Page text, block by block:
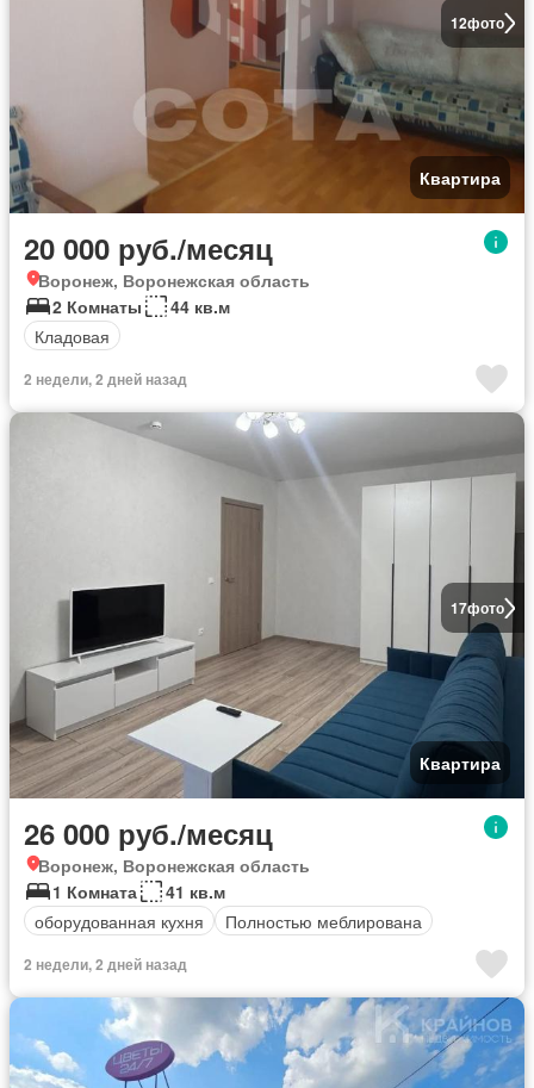
12фото
Квартира
20 000 руб./месяц
Воронеж, Воронежская область
2 Комнаты
44 кв.м
Кладовая
2 недели, 2 дней назад
17фото
Квартира
26 000 руб./месяц
Воронеж, Воронежская область
1 Комната
41 кв.м
оборудованная кухня
Полностью меблирована
2 недели, 2 дней назад